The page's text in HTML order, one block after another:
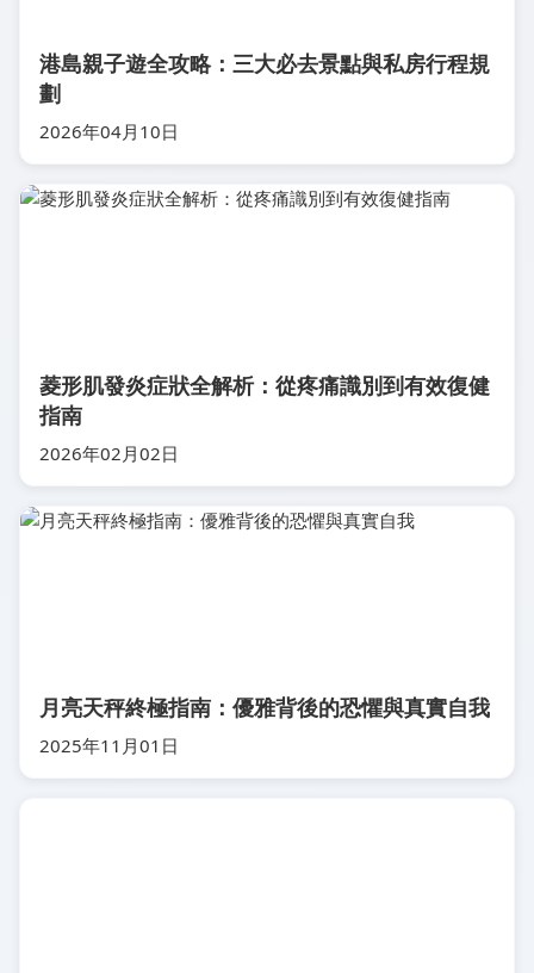
港島親子遊全攻略：三大必去景點與私房行程規
劃
2026年04月10日
菱形肌發炎症狀全解析：從疼痛識別到有效復健
指南
2026年02月02日
月亮天秤終極指南：優雅背後的恐懼與真實自我
2025年11月01日